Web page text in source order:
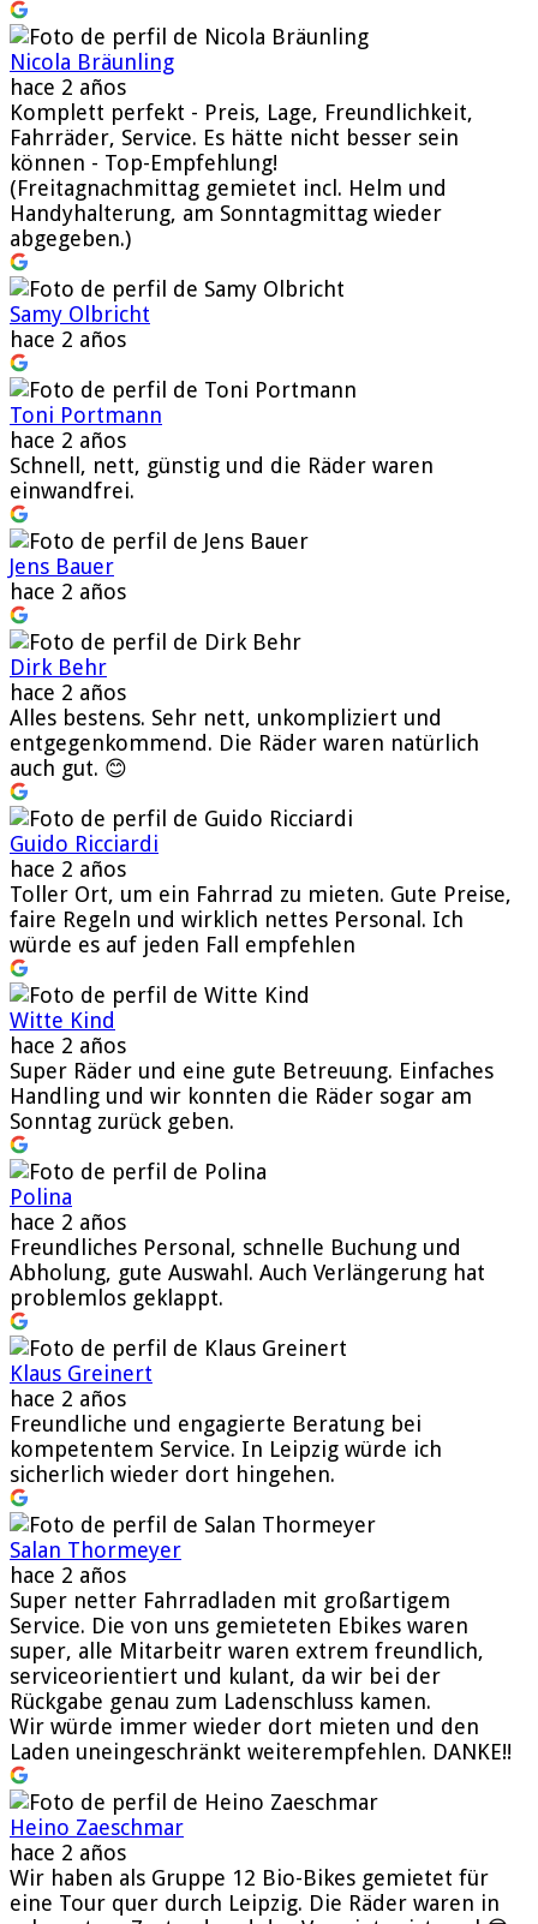
Nicola Bräunling
hace 2 años
Komplett perfekt - Preis, Lage, Freundlichkeit,
Fahrräder, Service. Es hätte nicht besser sein
können - Top-Empfehlung!
(Freitagnachmittag gemietet incl. Helm und
Handyhalterung, am Sonntagmittag wieder
abgegeben.)
Samy Olbricht
hace 2 años
Toni Portmann
hace 2 años
Schnell, nett, günstig und die Räder waren
einwandfrei.
Jens Bauer
hace 2 años
Dirk Behr
hace 2 años
Alles bestens. Sehr nett, unkompliziert und
entgegenkommend. Die Räder waren natürlich
auch gut. 😊
Guido Ricciardi
hace 2 años
Toller Ort, um ein Fahrrad zu mieten. Gute Preise,
faire Regeln und wirklich nettes Personal. Ich
würde es auf jeden Fall empfehlen
Witte Kind
hace 2 años
Super Räder und eine gute Betreuung. Einfaches
Handling und wir konnten die Räder sogar am
Sonntag zurück geben.
Polina
hace 2 años
Freundliches Personal, schnelle Buchung und
Abholung, gute Auswahl. Auch Verlängerung hat
problemlos geklappt.
Klaus Greinert
hace 2 años
Freundliche und engagierte Beratung bei
kompetentem Service. In Leipzig würde ich
sicherlich wieder dort hingehen.
Salan Thormeyer
hace 2 años
Super netter Fahrradladen mit großartigem
Service. Die von uns gemieteten Ebikes waren
super, alle Mitarbeitr waren extrem freundlich,
serviceorientiert und kulant, da wir bei der
Rückgabe genau zum Ladenschluss kamen.
Wir würde immer wieder dort mieten und den
Laden uneingeschränkt weiterempfehlen. DANKE!!
Heino Zaeschmar
hace 2 años
Wir haben als Gruppe 12 Bio-Bikes gemietet für
eine Tour quer durch Leipzig. Die Räder waren in